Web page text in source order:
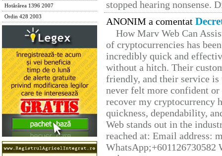
Hotărârea 1396 2007
Ordin 428 2003
stopped hearing nonsense.
ANONIM a comentat
How Marv Web Can
of cryptocurrencies has
incredibly quick and
without a hitch. Their
friendly, and their service
never felt more confident
recover my cryptocurrency
quickness, dependability,
Web stands out in the
reached at: Email address: